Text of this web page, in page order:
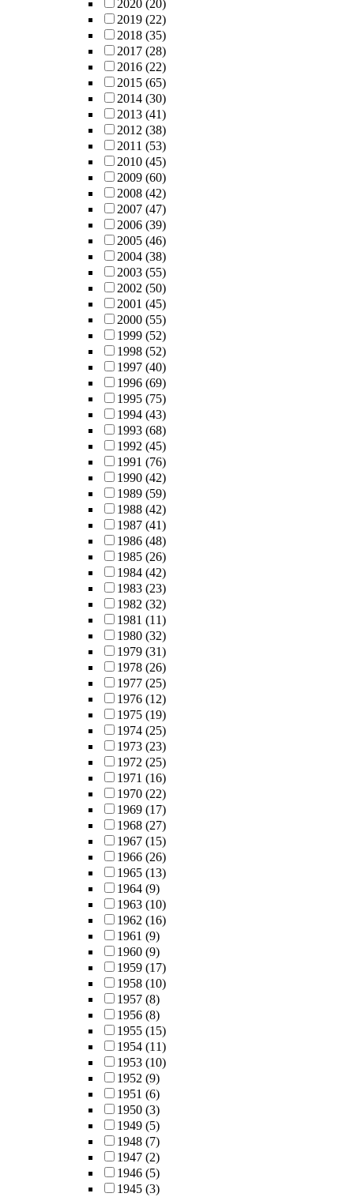
2020 (20)
2019 (22)
2018 (35)
2017 (28)
2016 (22)
2015 (65)
2014 (30)
2013 (41)
2012 (38)
2011 (53)
2010 (45)
2009 (60)
2008 (42)
2007 (47)
2006 (39)
2005 (46)
2004 (38)
2003 (55)
2002 (50)
2001 (45)
2000 (55)
1999 (52)
1998 (52)
1997 (40)
1996 (69)
1995 (75)
1994 (43)
1993 (68)
1992 (45)
1991 (76)
1990 (42)
1989 (59)
1988 (42)
1987 (41)
1986 (48)
1985 (26)
1984 (42)
1983 (23)
1982 (32)
1981 (11)
1980 (32)
1979 (31)
1978 (26)
1977 (25)
1976 (12)
1975 (19)
1974 (25)
1973 (23)
1972 (25)
1971 (16)
1970 (22)
1969 (17)
1968 (27)
1967 (15)
1966 (26)
1965 (13)
1964 (9)
1963 (10)
1962 (16)
1961 (9)
1960 (9)
1959 (17)
1958 (10)
1957 (8)
1956 (8)
1955 (15)
1954 (11)
1953 (10)
1952 (9)
1951 (6)
1950 (3)
1949 (5)
1948 (7)
1947 (2)
1946 (5)
1945 (3)